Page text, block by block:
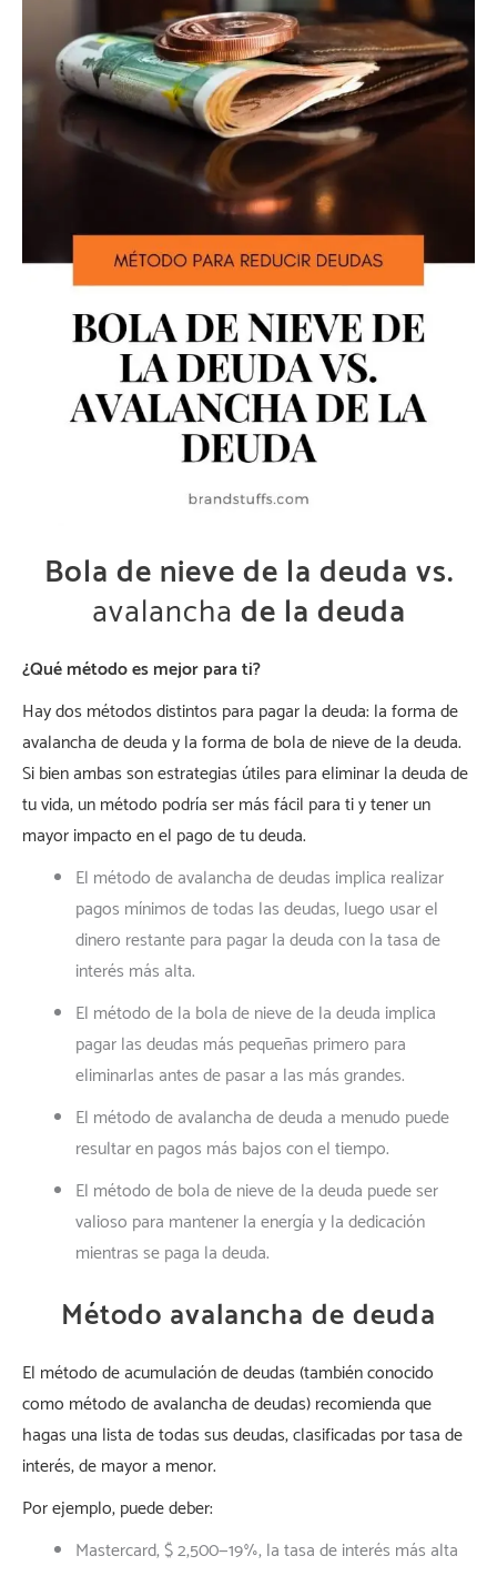
Bola de nieve de la deuda vs.
avalancha de la deuda
¿Qué método es mejor para ti?
Hay dos métodos distintos para pagar la deuda: la forma de
avalancha de deuda y la forma de bola de nieve de la deuda.
Si bien ambas son estrategias útiles para eliminar la deuda de
tu vida, un método podría ser más fácil para ti y tener un
mayor impacto en el pago de tu deuda.
El método de avalancha de deudas implica realizar
pagos mínimos de todas las deudas, luego usar el
dinero restante para pagar la deuda con la tasa de
interés más alta.
El método de la bola de nieve de la deuda implica
pagar las deudas más pequeñas primero para
eliminarlas antes de pasar a las más grandes.
El método de avalancha de deuda a menudo puede
resultar en pagos más bajos con el tiempo.
El método de bola de nieve de la deuda puede ser
valioso para mantener la energía y la dedicación
mientras se paga la deuda.
Método avalancha de deuda
El método de acumulación de deudas (también conocido
como método de avalancha de deudas) recomienda que
hagas una lista de todas sus deudas, clasificadas por tasa de
interés, de mayor a menor.
Por ejemplo, puede deber:
Mastercard, $ 2,500—19%, la tasa de interés más alta